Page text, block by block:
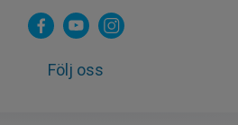
Följ oss